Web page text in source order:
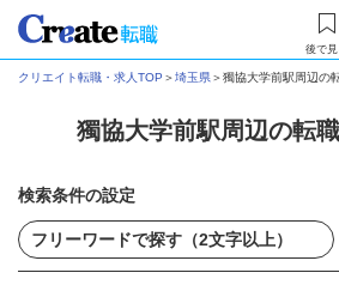
後で見
クリエイト転職・求人TOP ＞埼玉県＞獨協大学前駅周辺の
獨協大学前駅周辺の転
検索条件の設定